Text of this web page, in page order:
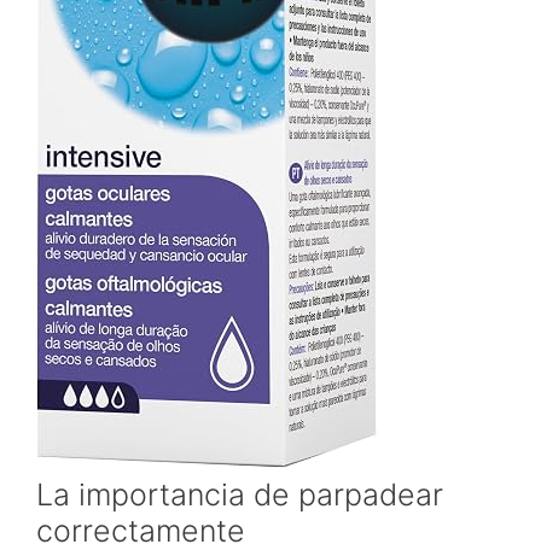
La importancia de parpadear
correctamente